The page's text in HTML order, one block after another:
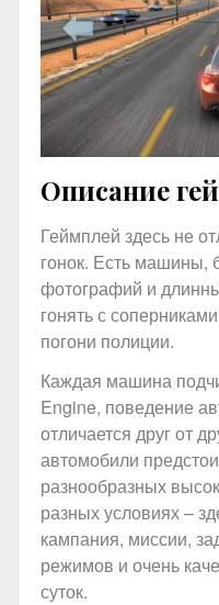
Описание
Геймплей здесь не
гонок. Есть машины,
фотографий и
гонять с
погони полиции.
Каждая машина
Engine, поведение
отличается друг от
автомобили
разнообразных
разных условиях –
кампания, миссии,
режимов и очень
суток.